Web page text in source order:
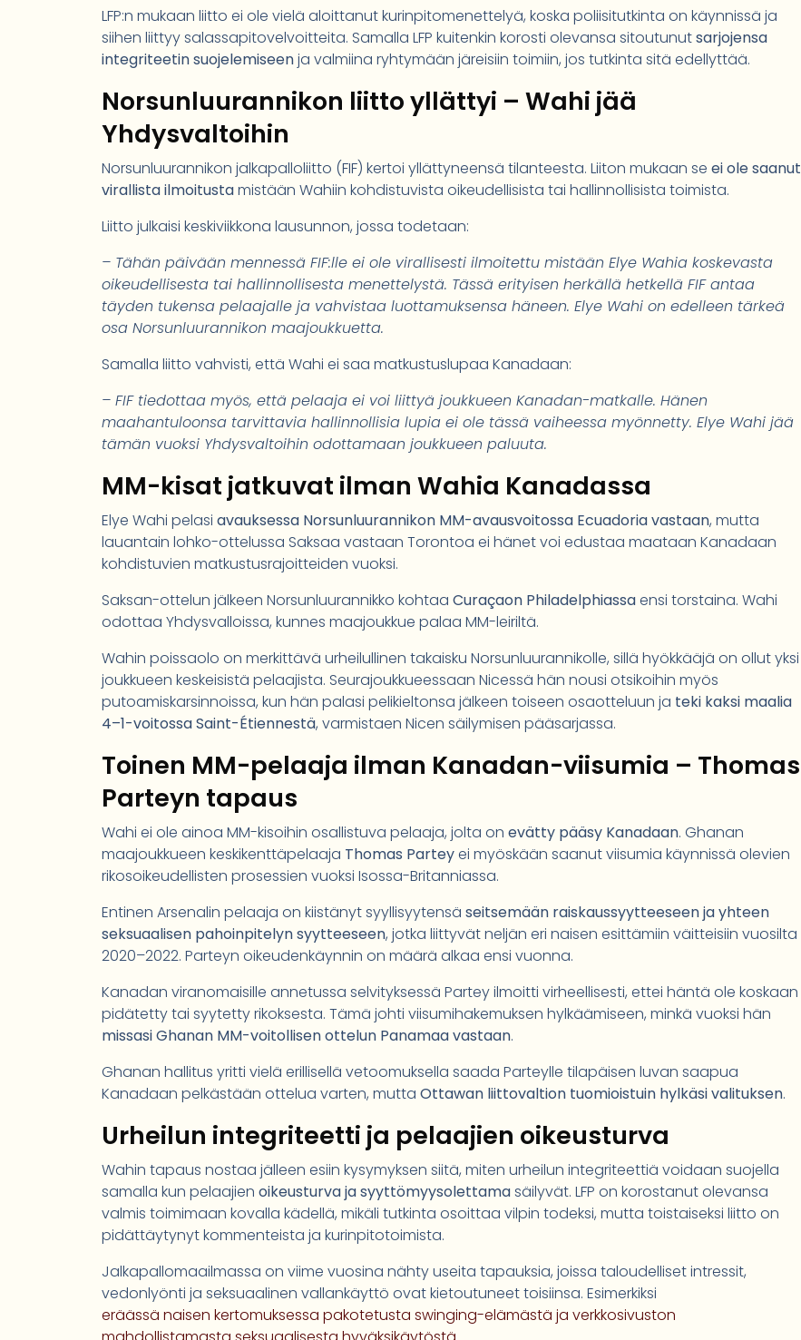
LFP:n mukaan liitto ei ole vielä aloittanut kurinpitomenettelyä, koska poliisitutkinta on käynnissä ja
siihen liittyy salassapitovelvoitteita. Samalla LFP kuitenkin korosti olevansa sitoutunutsarjojensa
integriteetin suojelemiseenja valmiina ryhtymään järeisiin toimiin, jos tutkinta sitä edellyttää.
Norsunluurannikon liitto yllättyi – Wahi jää
Yhdysvaltoihin
Norsunluurannikon jalkapalloliitto (FIF) kertoi yllättyneensä tilanteesta. Liiton mukaan se ei ole saanut
virallista ilmoitustamistään Wahiin kohdistuvista oikeudellisista tai hallinnollisista toimista.
Liitto julkaisi keskiviikkona lausunnon, jossa todetaan:
– Tähän päivään mennessä FIF:lle ei ole virallisesti ilmoitettu mistään Elye Wahia koskevasta
oikeudellisesta tai hallinnollisesta menettelystä. Tässä erityisen herkällä hetkellä FIF antaa
täyden tukensa pelaajalle ja vahvistaa luottamuksensa häneen. Elye Wahi on edelleen tärkeä
osa Norsunluurannikon maajoukkuetta.
Samalla liitto vahvisti, että Wahi ei saa matkustuslupaa Kanadaan:
– FIF tiedottaa myös, että pelaaja ei voi liittyä joukkueen Kanadan-matkalle. Hänen
maahantuloonsa tarvittavia hallinnollisia lupia ei ole tässä vaiheessa myönnetty. Elye Wahi jää
tämän vuoksi Yhdysvaltoihin odottamaan joukkueen paluuta.
MM-kisat jatkuvat ilman Wahia Kanadassa
Elye Wahi pelasi avauksessa Norsunluurannikon MM-avausvoitossa Ecuadoria vastaan, mutta
lauantain lohko-ottelussa Saksaa vastaan Torontoa ei hänet voi edustaa maataan Kanadaan
kohdistuvien matkustusrajoitteiden vuoksi.
Saksan-ottelun jälkeen Norsunluurannikko kohtaa Curaçaon Philadelphiassaensi torstaina. Wahi
odottaa Yhdysvalloissa, kunnes maajoukkue palaa MM-leiriltä.
Wahin poissaolo on merkittävä urheilullinen takaisku Norsunluurannikolle, sillä hyökkääjä on ollut yksi
joukkueen keskeisistä pelaajista. Seurajoukkueessaan Nicessä hän nousi otsikoihin myös
putoamiskarsinnoissa, kun hän palasi pelikieltonsa jälkeen toiseen osaotteluun ja teki kaksi maalia
4–1-voitossa Saint-Étiennestä, varmistaen Nicen säilymisen pääsarjassa.
Toinen MM-pelaaja ilman Kanadan-viisumia – Thomas
Parteyn tapaus
Wahi ei ole ainoa MM-kisoihin osallistuva pelaaja, jolta on evätty pääsy Kanadaan. Ghanan
maajoukkueen keskikenttäpelaaja Thomas Parteyei myöskään saanut viisumia käynnissä olevien
rikosoikeudellisten prosessien vuoksi Isossa-Britanniassa.
Entinen Arsenalin pelaaja on kiistänyt syyllisyytensä seitsemään raiskaussyytteeseen ja yhteen
seksuaalisen pahoinpitelyn syytteeseen, jotka liittyvät neljän eri naisen esittämiin väitteisiin vuosilta
2020–2022. Parteyn oikeudenkäynnin on määrä alkaa ensi vuonna.
Kanadan viranomaisille annetussa selvityksessä Partey ilmoitti virheellisesti, ettei häntä ole koskaan
pidätetty tai syytetty rikoksesta. Tämä johti viisumihakemuksen hylkäämiseen, minkä vuoksi hän
missasi Ghanan MM-voitollisen ottelun Panamaa vastaan.
Ghanan hallitus yritti vielä erillisellä vetoomuksella saada Parteylle tilapäisen luvan saapua
Kanadaan pelkästään ottelua varten, mutta Ottawan liittovaltion tuomioistuin hylkäsi valituksen.
Urheilun integriteetti ja pelaajien oikeusturva
Wahin tapaus nostaa jälleen esiin kysymyksen siitä, miten urheilun integriteettiä voidaan suojella
samalla kun pelaajien oikeusturva ja syyttömyysolettamasäilyvät. LFP on korostanut olevansa
valmis toimimaan kovalla kädellä, mikäli tutkinta osoittaa vilpin todeksi, mutta toistaiseksi liitto on
pidättäytynyt kommenteista ja kurinpitotoimista.
Jalkapallomaailmassa on viime vuosina nähty useita tapauksia, joissa taloudelliset intressit,
vedonlyönti ja seksuaalinen vallankäyttö ovat kietoutuneet toisiinsa. Esimerkiksi
eräässä naisen kertomuksessa pakotetusta swinging-elämästä ja verkkosivuston